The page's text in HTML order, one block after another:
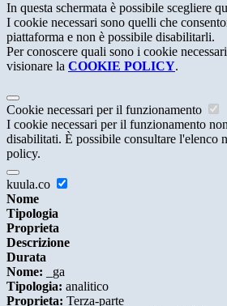
In questa schermata è possibile scegliere
I cookie necessari sono quelli che
piattaforma e non è possibile disabilitarli.
Per conoscere quali sono i cookie
visionare la COOKIE POLICY.
Cookie necessari per il funzionamento
I cookie necessari per il funzionamento
disabilitati. È possibile consultare l'elenco
policy.
kuula.co
Nome
Tipologia
Proprieta
Descrizione
Durata
Nome: _ga
Tipologia: analitico
Proprieta: Terza-parte